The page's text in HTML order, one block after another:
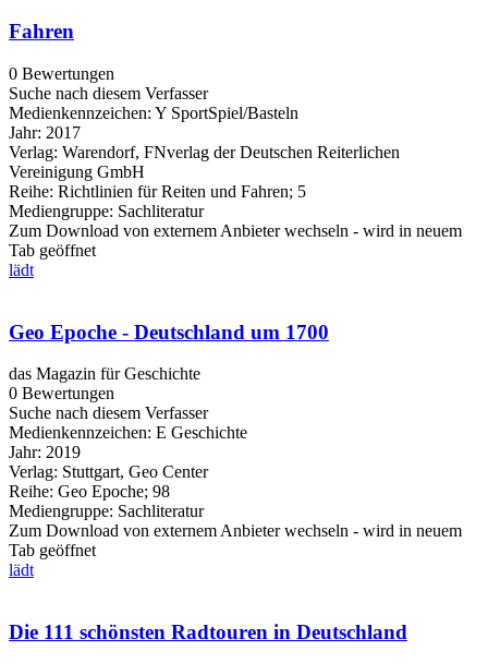
Fahren
0 Bewertungen
Suche nach diesem Verfasser
Medienkennzeichen: Y SportSpiel/Basteln
Jahr: 2017
Verlag: Warendorf, FNverlag der Deutschen Reiterlichen
Vereinigung GmbH
Reihe: Richtlinien für Reiten und Fahren; 5
Mediengruppe: Sachliteratur
Zum Download von externem Anbieter wechseln - wird in neuem
Tab geöffnet
lädt
Geo Epoche - Deutschland um 1700
das Magazin für Geschichte
0 Bewertungen
Suche nach diesem Verfasser
Medienkennzeichen: E Geschichte
Jahr: 2019
Verlag: Stuttgart, Geo Center
Reihe: Geo Epoche; 98
Mediengruppe: Sachliteratur
Zum Download von externem Anbieter wechseln - wird in neuem
Tab geöffnet
lädt
Die 111 schönsten Radtouren in Deutschland